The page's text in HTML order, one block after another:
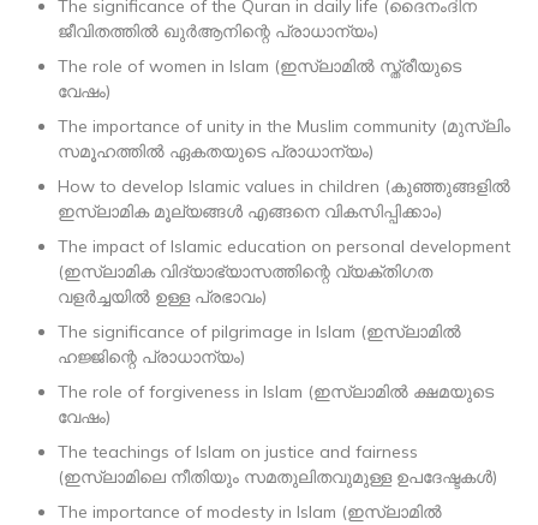
The significance of the Quran in daily life (ദൈനംദിന
ജീവിതത്തിൽ ഖുർആനിന്റെ പ്രാധാന്യം)
The role of women in Islam (ഇസ്ലാമിൽ സ്ത്രീയുടെ
വേഷം)
The importance of unity in the Muslim community (മുസ്ലിം
സമൂഹത്തിൽ ഏകതയുടെ പ്രാധാന്യം)
How to develop Islamic values in children (കുഞ്ഞുങ്ങളിൽ
ഇസ്ലാമിക മൂല്യങ്ങൾ എങ്ങനെ വികസിപ്പിക്കാം)
The impact of Islamic education on personal development
(ഇസ്ലാമിക വിദ്യാഭ്യാസത്തിന്റെ വ്യക്തിഗത
വളർച്ചയിൽ ഉള്ള പ്രഭാവം)
The significance of pilgrimage in Islam (ഇസ്‌ലാമിൽ
ഹജ്ജിന്റെ പ്രാധാന്യം)
The role of forgiveness in Islam (ഇസ്ലാമിൽ ക്ഷമയുടെ
വേഷം)
The teachings of Islam on justice and fairness
(ഇസ്ലാമിലെ നീതിയും സമതുലിതവുമുള്ള ഉപദേഷ്ടകൾ)
The importance of modesty in Islam (ഇസ്ലാമിൽ